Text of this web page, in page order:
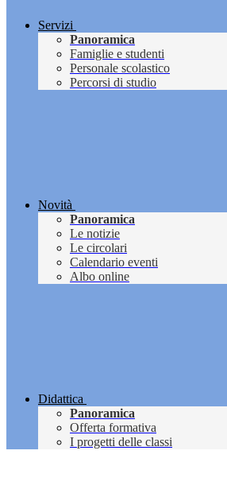
Servizi
Panoramica
Famiglie e studenti
Personale scolastico
Percorsi di studio
Novità
Panoramica
Le notizie
Le circolari
Calendario eventi
Albo online
Didattica
Panoramica
Offerta formativa
I progetti delle classi